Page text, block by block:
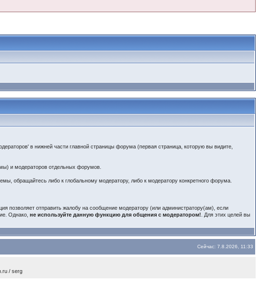
в нижней части главной страницы форума (первая страница, которую вы видите,
и модераторов отдельных форумов.
обращайтесь либо к глобальному модератору, либо к модератору конкретного форума.
позволяет отправить жалобу на сообщение модератору (или администратору(ам), если
Однако,не используйте данную функцию для общения с модератором!
. Для этих целей вы
Сейчас: 7.8.2026, 11:33
/ serg